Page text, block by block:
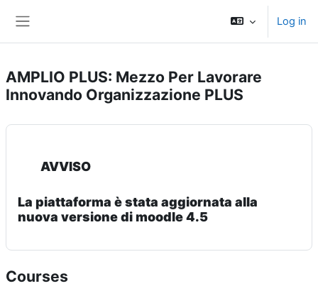
Log in
AMPLIO PLUS: Mezzo Per Lavorare
Innovando Organizzazione PLUS
AVVISO
La piattaforma è stata aggiornata alla
nuova versione di moodle 4.5
Courses